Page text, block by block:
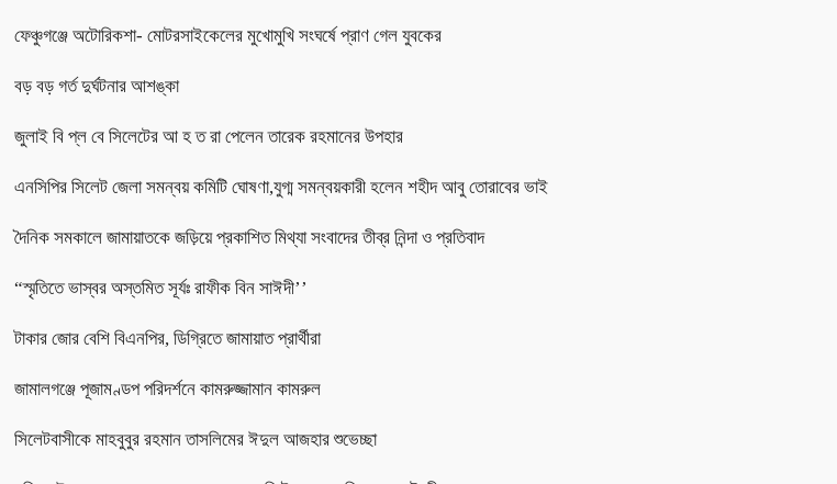
ফেঞ্চুগঞ্জে অটোরিকশা- মোটরসাইকেলের মুখোমুখি সংঘর্ষে প্রাণ গেল যুবকের
বড় বড় গর্ত দুর্ঘটনার আশঙ্কা
জুলাই বি প্ল বে সিলেটের আ হ ত রা পেলেন তারেক রহমানের উপহার
এনসিপির সিলেট জেলা সমন্বয় কমিটি ঘোষণা,যুগ্ম সমন্বয়কারী হলেন শহীদ আবু তোরাবের ভাই
দৈনিক সমকালে জামায়াতকে জড়িয়ে প্রকাশিত মিথ্যা সংবাদের তীব্র নিন্দা ও প্রতিবাদ
“স্মৃতিতে ভাস্বর অস্তমিত সূর্যঃ রাফীক বিন সাঈদী’’
টাকার জোর বেশি বিএনপির, ডিগ্রিতে জামায়াত প্রার্থীরা
জামালগঞ্জে পূজামণ্ডপ পরিদর্শনে কামরুজ্জামান কামরুল
সিলেটবাসীকে মাহবুবুর রহমান তাসলিমের ঈদুল আজহার শুভেচ্ছা